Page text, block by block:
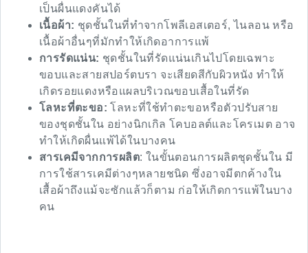
เป็นผื่นแดงคันได้
เนื้อผ้า: ชุดชั้นในที่ทำจากโพลีเอสเตอร์, ไนลอน หรือ
เนื้อผ้าอื่นๆที่มักทำให้เกิดอาการแพ้
การรัดแน่น: ชุดชั้นในที่รัดแน่นเกินไปโดยเฉพาะ
ขอบและสายสปอร์ตบรา จะเสียดสีกับผิวหนัง ทำให้
เกิดรอยแดงหรือแผลบริเวณขอบเสื้อในที่รัด
โลหะที่ตะขอ: โลหะที่ใช้ทำตะขอหรือตัวปรับสาย
ของชุดชั้นใน อย่างนิกเกิล โคบอลต์และโครเมต อาจ
ทำให้เกิดผื่นแพ้ได้ในบางคน
สารเคมีจากการผลิต: ในขั้นตอนการผลิตชุดชั้นใน มี
การใช้สารเคมีต่างๆหลายชนิด ซึ่งอาจมีตกค้างใน
เสื้อผ้าถึงแม้จะซักแล้วก็ตาม ก่อให้เกิดการแพ้ในบาง
คน